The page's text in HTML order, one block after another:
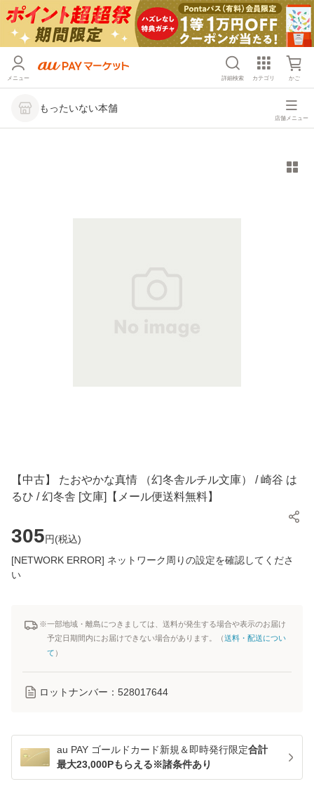
メニュー 詳細検索 カテゴリ かご
もったいない本舗
店舗メニュー
【中古】 たおやかな真情 （幻冬舎ルチル文庫） / 崎谷 は
るひ / 幻冬舎 [文庫]【メール便送料無料】
305円(税込)
[NETWORK ERROR] ネットワーク周りの設定を確認してくださ
い
※一部地域・離島につきましては、送料が発生する場合や表示のお届け
予定日期間内にお届けできない場合があります。（送料・配送につい
て ）
ロットナンバー： 528017644
au PAY ゴールドカード新規＆即時発行限定合計
最大23,000Pもらえる※諸条件あり